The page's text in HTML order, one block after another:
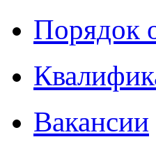
Порядок
Вакансии